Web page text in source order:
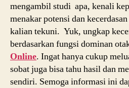
mengambil studi apa, kenali
menakar potensi dan
kalian tekuni. Yuk, ungkap
berdasarkan fungsi dominan
Online. Ingat hanya cukup
sobat juga bisa tahu hasil dan
sendiri. Semoga informasi ini